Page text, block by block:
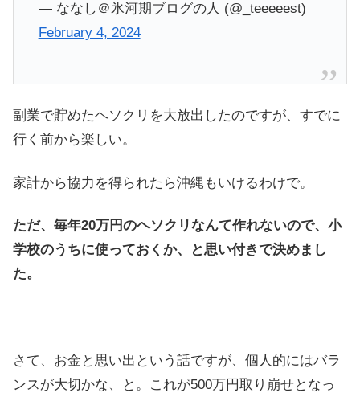
— ななし＠氷河期ブログの人 (@_teeeeest)
February 4, 2024
副業で貯めたヘソクリを大放出したのですが、すでに
行く前から楽しい。
家計から協力を得られたら沖縄もいけるわけで。
ただ、毎年20万円のヘソクリなんて作れないので、小
学校のうちに使っておくか、と思い付きで決めまし
た。
さて、お金と思い出という話ですが、個人的にはバラ
ンスが大切かな、と。これが500万円取り崩せとなっ